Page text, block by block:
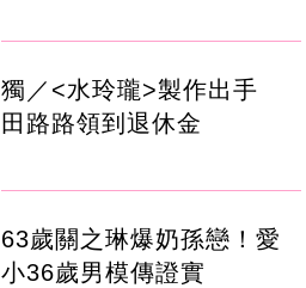
獨／<水玲瓏>製作出手
田路路領到退休金
63歲關之琳爆奶孫戀！愛
小36歲男模傳證實